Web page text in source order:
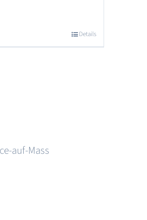
Details